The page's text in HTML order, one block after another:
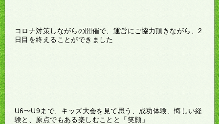
コロナ対策しながらの開催で、運営にご協力頂きながら、2
日目を終えることができました
U6〜U9まで、キッズ大会を見て思う、成功体験、悔しい経
験と、原点でもある楽しむことと「笑顔」